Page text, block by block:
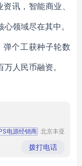
讯，智能商业、
领域尽在其中。
个工获种子轮数
人民币融资。
电源经销商 北京丰亚
发展有限
公司
拨打电话